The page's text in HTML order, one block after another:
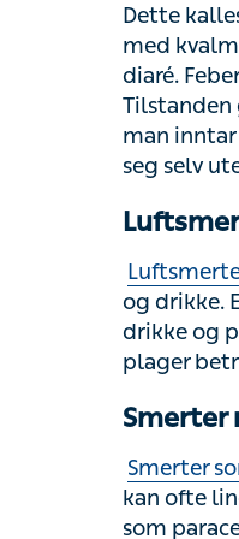
mindre
av seg
særlig er
behandling.
drikke.
produkter
lenger ned).
Smerter
Smerter
ofte